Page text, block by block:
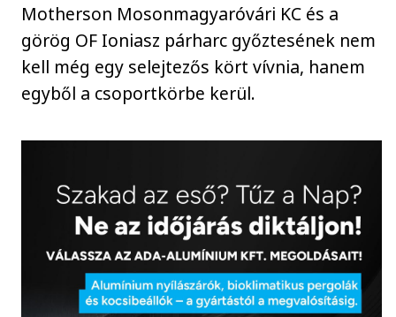
Motherson Mosonmagyaróvári KC és a
görög OF Ioniasz párharc győztesének nem
kell még egy selejtezős kört vívnia, hanem
egyből a csoportkörbe kerül.